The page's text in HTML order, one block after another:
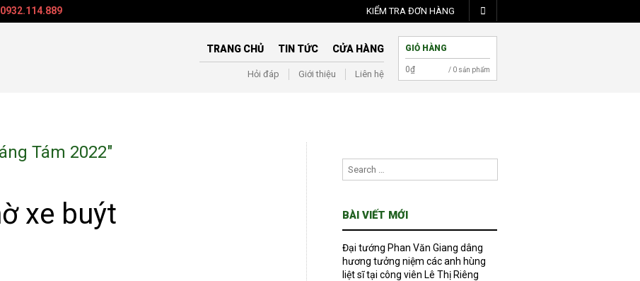
0932.114.889 KIỂM TRA ĐƠN HÀNG
TRANG CHỦ TIN TỨC CỬA HÀNG
Hỏi đáp Giới thiệu Liên hệ
GIỎ HÀNG
0₫ / 0 sản phẩm
Tám 2022"
xe buýt BÀI VIẾT MỚI
Đại tướng Phan Văn Giang dâng
hương tưởng niệm các anh hùng
liệt sĩ tại công viên Lê Thị Riêng